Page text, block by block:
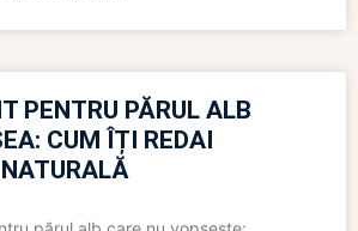
PENTRU PĂRUL ALB
CUM ÎȚI REDAI